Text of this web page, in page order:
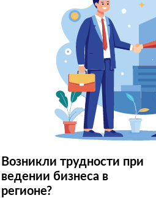
Возникли трудности при
ведении бизнеса в
регионе?